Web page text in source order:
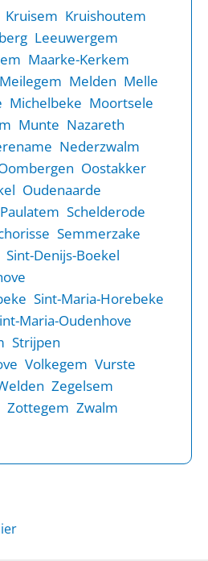
Kruisem Kruishoutem
Leeuwergem
Maarke-Kerkem
Meilegem Melden Melle
Michelbeke Moortsele
Munte Nazareth
Nederzwalm
Oostakker
Oudenaarde
Paulatem Schelderode
Semmerzake
Sint-Denijs-Boekel
Sint-Maria-Horebeke
Maria-Oudenhove
Strijpen
Volkegem Vurste
Zegelsem
Zottegem Zwalm